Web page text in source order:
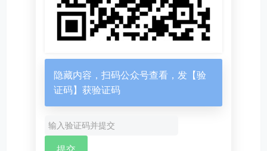
隐藏内容，扫码公众号查看，发【验
证码】获验证码